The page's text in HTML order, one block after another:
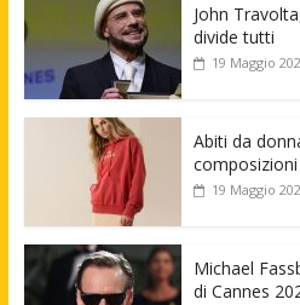
John
divide tutti
19 Maggio
Abiti da
19 Maggio
Michael
di Cannes